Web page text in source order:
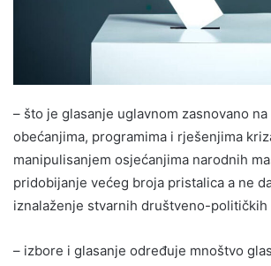
– što je glasanje uglavnom zasnovano na
obećanjima, programima i rješenjima
manipulisanjem osjećanjima narodnih
pridobijanje većeg broja pristalica a ne
iznalaženje stvarnih društveno-političkih
– izbore i glasanje određuje mnoštvo